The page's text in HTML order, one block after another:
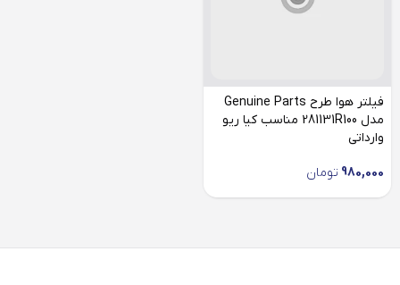
فیلتر هوا طرح Genuine Parts
مدل 281131R100 مناسب کیا ریو
وارداتی
980,000 تومان